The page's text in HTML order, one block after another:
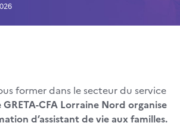
former dans le secteur du service
GRETA-CFA Lorraine Nord organise
d’assistant de vie aux familles.